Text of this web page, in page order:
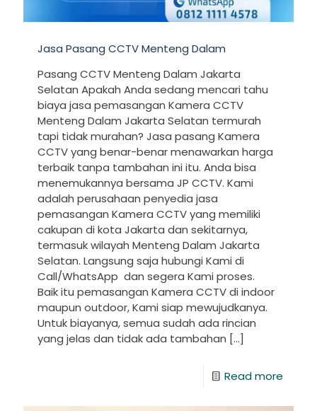
Jasa Pasang CCTV Menteng Dalam
Pasang CCTV Menteng Dalam Jakarta
Selatan Apakah Anda sedang mencari tahu
biaya jasa pemasangan Kamera CCTV
Menteng Dalam Jakarta Selatan termurah
tapi tidak murahan? Jasa pasang Kamera
CCTV yang benar-benar menawarkan harga
terbaik tanpa tambahan ini itu. Anda bisa
menemukannya bersama JP CCTV. Kami
adalah perusahaan penyedia jasa
pemasangan Kamera CCTV yang memiliki
cakupan di kota Jakarta dan sekitarnya,
termasuk wilayah Menteng Dalam Jakarta
Selatan. Langsung saja hubungi Kami di
Call/WhatsApp dan segera Kami proses.
Baik itu pemasangan Kamera CCTV di indoor
maupun outdoor, Kami siap mewujudkanya.
Untuk biayanya, semua sudah ada rincian
yang jelas dan tidak ada tambahan […]
Read more